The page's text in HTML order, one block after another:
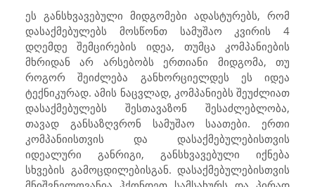
ეს განსხვავებული მიდგომები ადასტურებს, რომ
დასაქმებულებს მოსწონთ სამუშაო კვირის 4
დღემდე შემცირების იდეა, თუმცა კომპანიების
მხრიდან არ არსებობს ერთიანი მიდგომა, თუ
როგორ შეიძლება განხორციელდეს ეს იდეა
ტექნიკურად. ამის ნაცვლად, კომპანიებს შეუძლიათ
დასაქმებულებს შესთავაზონ შესაძლებლობა,
თავად განსაზღვრონ სამუშაო საათები. ერთი
კომპანიისთვის და დასაქმებულებისთვის
იდეალური განრიგი, განსხვავებული იქნება
სხვების გამოცდილებისგან. დასაქმებულებისთვის